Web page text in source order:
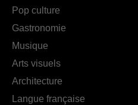
Pop culture
Gastronomie
Musique
Arts visuels
Architecture
Langue française